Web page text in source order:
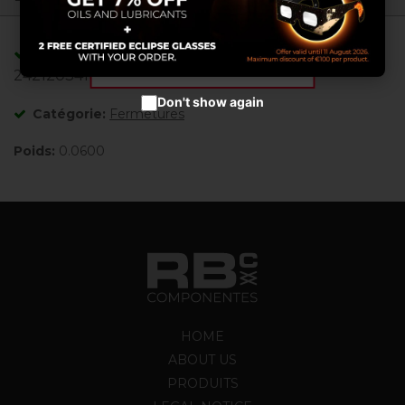
Adaptable/Compatible avec les références:
2421203410 ,
Catégorie: Fermetures
Poids: 0.0600
HOME
ABOUT US
PRODUITS
Configurer les cookies
Accepter les cookies
Don't show again